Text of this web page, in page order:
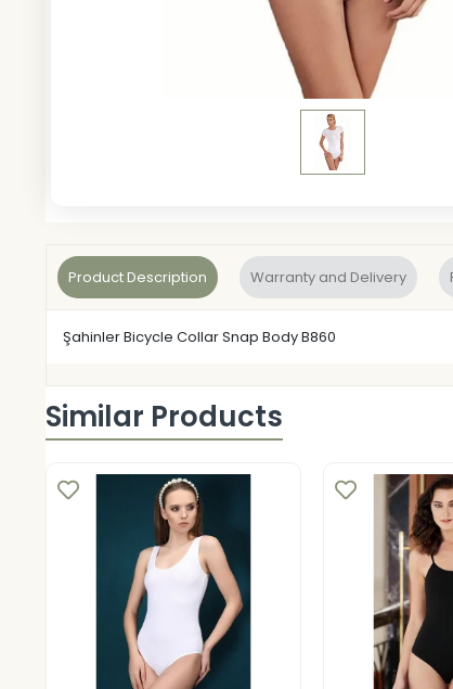
Product Description Warranty and Delivery
Şahinler Bicycle Collar Snap Body B860
Similar Products